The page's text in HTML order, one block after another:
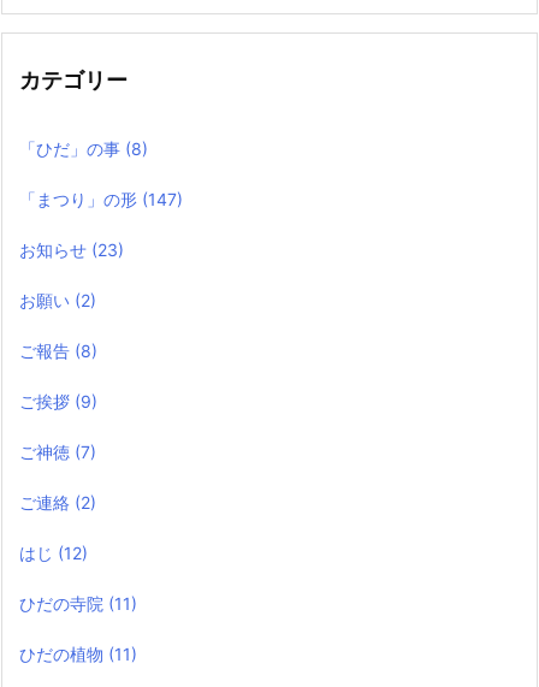
記
カテゴリー
「ひだ」の事 (8)
「まつり」の形 (147)
お知らせ (23)
お願い (2)
ご報告 (8)
ご挨拶 (9)
ご神徳 (7)
ご連絡 (2)
はじ (12)
ひだの寺院 (11)
ひだの植物 (11)